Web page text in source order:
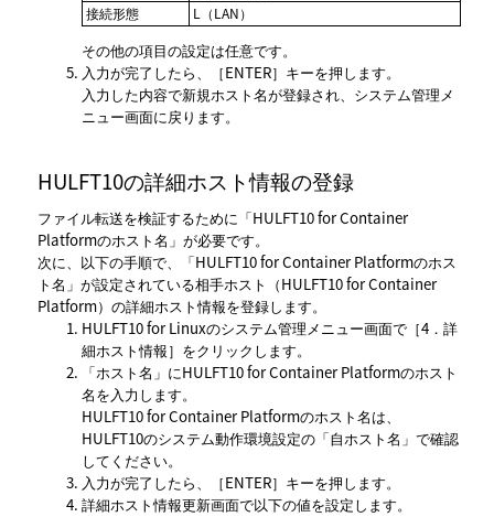
接続形態
L（LAN）
その他の項目の設定は任意です。
入力が完了したら、
ENTER
キーを押します。
入力した内容で新規ホスト名が登録され、 システム管理メ
ニュー画面に戻ります。
HULFT10の詳細ホスト情報の登録
ファイル転送を検証するために
HULFT10 for Container
Platformのホスト名
が必要です。
次に、以下の手順で、
HULFT10 for Container Platformのホス
ト名
が設定されている相手ホスト（HULFT10 for Container
Platform）の詳細ホスト情報を登録します。
HULFT10 for Linuxのシステム管理メニュー画面で
4．詳
細ホスト情報
をクリックします。
ホスト名
にHULFT10 for Container Platformのホスト
名を入力します。
HULFT10 for Container Platformのホスト名は、
HULFT10のシステム動作環境設定の
自ホスト名
で確認
してください。
入力が完了したら、
ENTER
キーを押します。
詳細ホスト情報更新画面で以下の値を設定します。